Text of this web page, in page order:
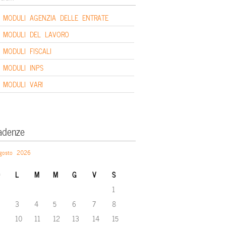
MODULI AGENZIA DELLE ENTRATE
MODULI DEL LAVORO
MODULI FISCALI
MODULI INPS
MODULI VARI
2026
L M M G V S
1
3 4 5 6 7
8
10 11 12 13 14
15